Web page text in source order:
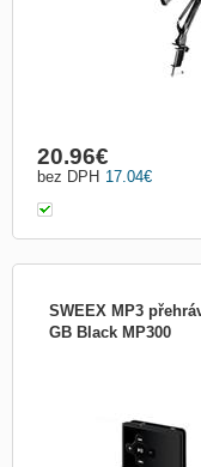
17.04€
bez DPH
20.96€
SWEEX MP3
GB Black MP300
Ne Funkce nahrávání z
diktafon: Ne Typ
Výdrž baterie ...